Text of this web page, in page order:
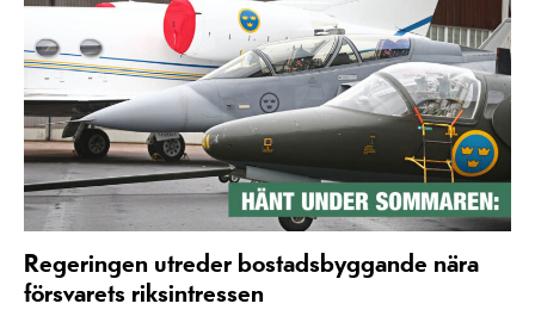
Regeringen utreder bostadsbyggande nära
försvarets riksintressen